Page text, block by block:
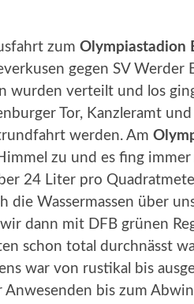
zum Olympiastadion
gegen SV Werder
wurden verteilt und los
Tor, Kanzleramt
werden. Am
zu und es fing
24 Liter pro
die Wassermassen über
dann mit DFB grünen
schon total durchnässt
war von rustikal bis
Anwesenden bis zum